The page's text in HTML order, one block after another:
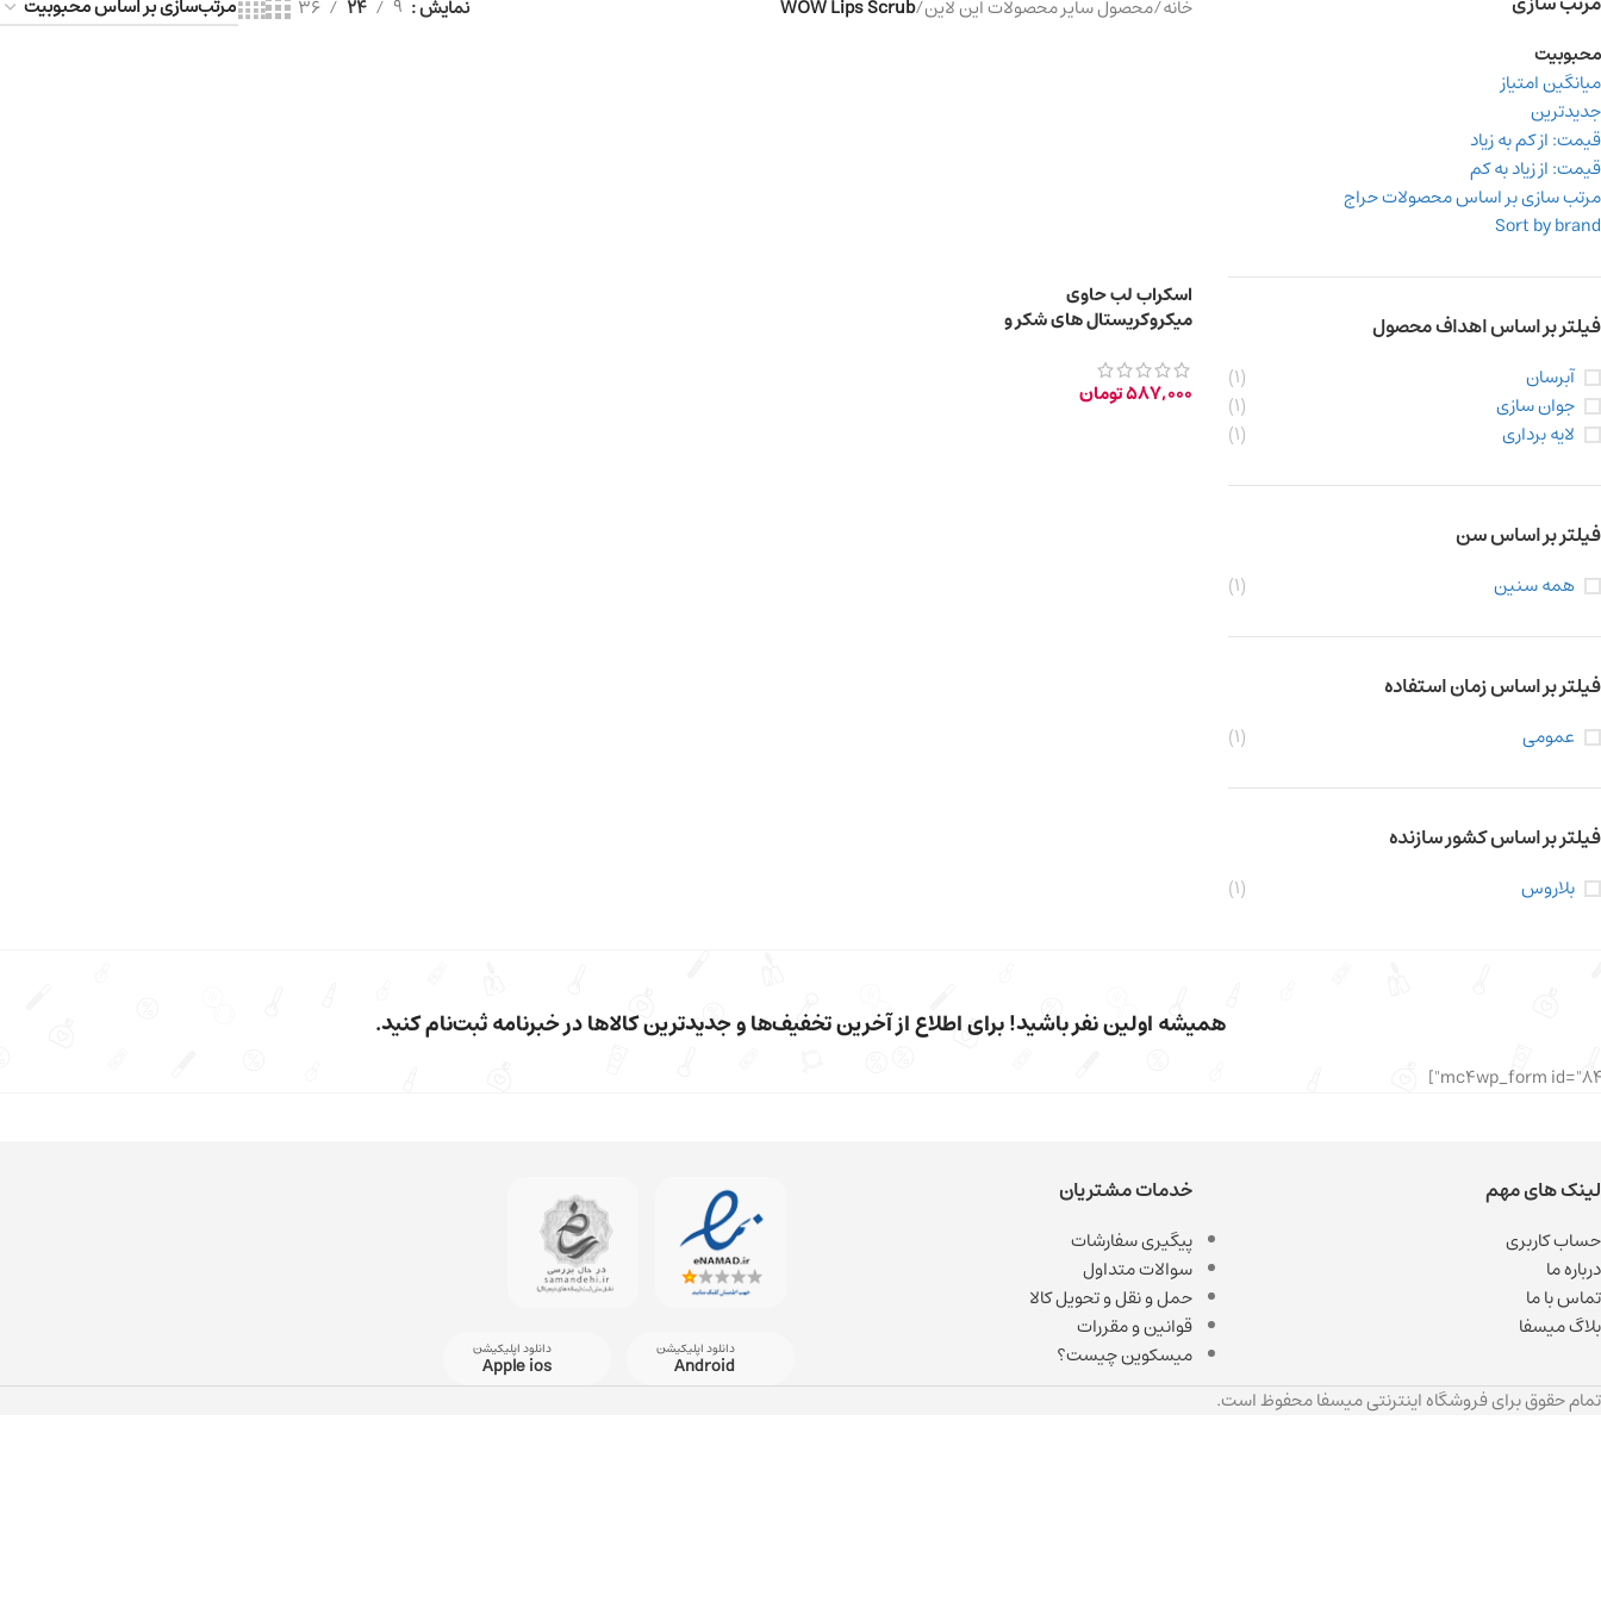
محبوبیت
میانگین امتیاز
جدیدترین
قیمت: از کم به زیاد
قیمت: از زیاد به کم
مرتب سازی بر اساس محصولات حراج
Sort by brand
فیلتر بر اساس اهداف محصول
آبرسان
(1)
جوان سازی
(1)
لایه برداری
(1)
فیلتر بر اساس سن
همه سنین (1)
فیلتر بر اساس زمان استفاده
عمومی (1)
فیلتر بر اساس کشور سازنده
بلاروس (1)
خانه/محصول سایر محصولات این لاین/
WOW Lips Scrub نمایش 9
24
36
اسکراب لب حاوی
میکروکریستال‌ های شکر و
حجم 15 میلی‌ لیتر
587,000تومان
همیشه اولین نفر باشید! برای اطلاع از آخرین تخفیف‌ها و جدیدترین کالاها در خبرنامه ثبت‌نام کنید.
لینک های مهم
حساب کاربری
درباره ما
تماس با ما
بلاگ میسفا
خدمات مشتریان
پیگیری سفارشات
سوالات متداول
حمل و نقل و تحویل کالا
قوانین و مقررات
میسکوین چیست؟
دانلود اپلیکیشن
Android
دانلود اپلیکیشن
Apple ios
تمام حقوق برای فروشگاه اینترنتی میسفا محفوظ است.